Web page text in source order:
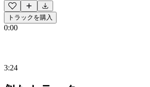
トラックを購入
0:00
3:24